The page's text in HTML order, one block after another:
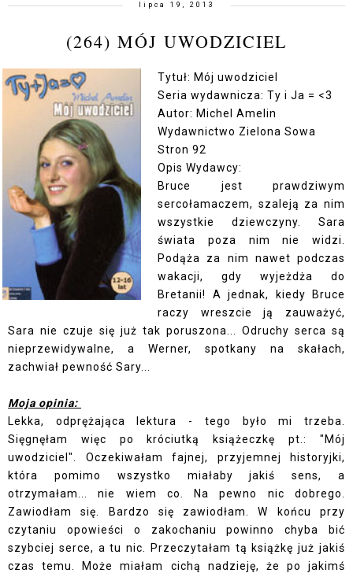
lipca 19, 2013
(264) MÓJ UWODZICIEL
Tytuł: Mój uwodziciel
Seria wydawnicza: Ty i Ja = <3
Autor: Michel Amelin
Wydawnictwo Zielona Sowa
Stron 92
Opis Wydawcy:
Bruce jest prawdziwym
sercołamaczem, szaleją za nim
wszystkie dziewczyny. Sara
świata poza nim nie widzi.
Podąża za nim nawet podczas
wakacji, gdy wyjeżdża do
Bretanii! A jednak, kiedy Bruce
raczy wreszcie ją zauważyć,
Sara nie czuje się już tak poruszona... Odruchy serca są
nieprzewidywalne, a Werner, spotkany na skałach,
zachwiał pewność Sary...
Moja opinia:
Lekka, odprężająca lektura - tego było mi trzeba.
Sięgnęłam więc po króciutką książeczkę pt.: "Mój
uwodziciel". Oczekiwałam fajnej, przyjemnej historyjki,
która pomimo wszystko miałaby jakiś sens, a
otrzymałam... nie wiem co. Na pewno nic dobrego.
Zawiodłam się. Bardzo się zawiodłam. W końcu przy
czytaniu opowieści o zakochaniu powinno chyba bić
szybciej serce, a tu nic. Przeczytałam tą książkę już jakiś
czas temu. Może miałam cichą nadzieję, że po jakimś